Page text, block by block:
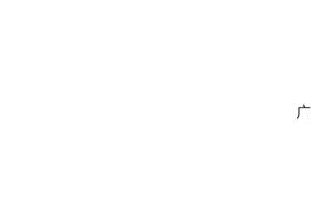
广州